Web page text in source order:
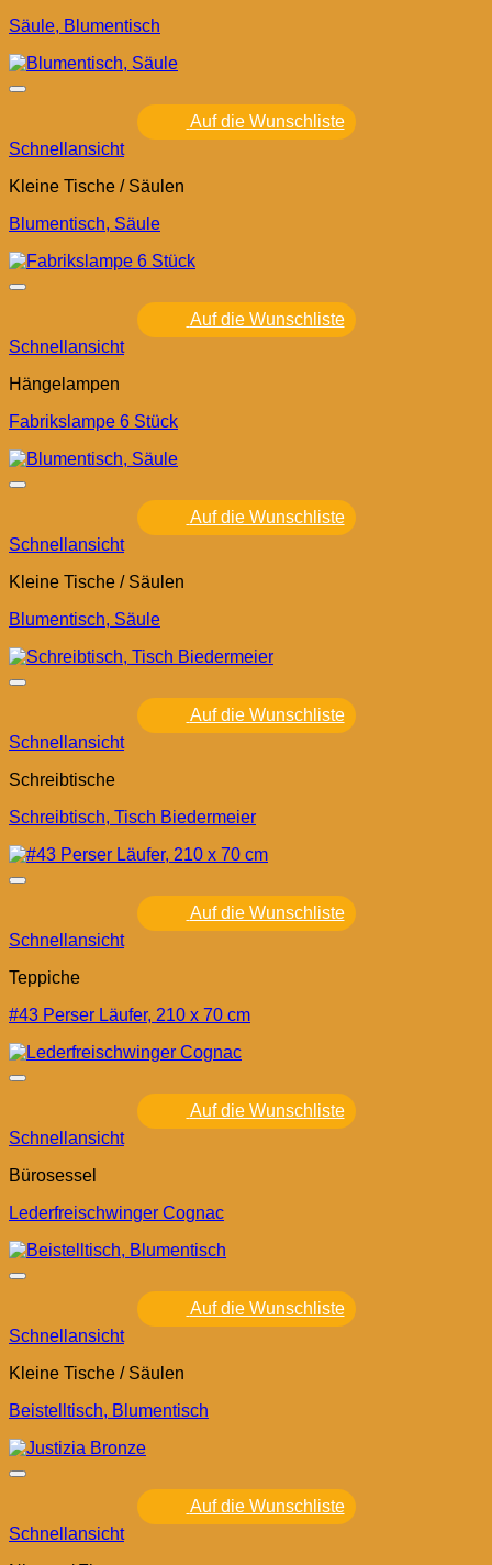
Säule, Blumentisch
Auf die Wunschliste
Schnellansicht
Kleine Tische / Säulen
Blumentisch, Säule
Auf die Wunschliste
Schnellansicht
Hängelampen
Fabrikslampe 6 Stück
Auf die Wunschliste
Schnellansicht
Kleine Tische / Säulen
Blumentisch, Säule
Auf die Wunschliste
Schnellansicht
Schreibtische
Schreibtisch, Tisch Biedermeier
Auf die Wunschliste
Schnellansicht
Teppiche
#43 Perser Läufer, 210 x 70 cm
Auf die Wunschliste
Schnellansicht
Bürosessel
Lederfreischwinger Cognac
Auf die Wunschliste
Schnellansicht
Kleine Tische / Säulen
Beistelltisch, Blumentisch
Auf die Wunschliste
Schnellansicht